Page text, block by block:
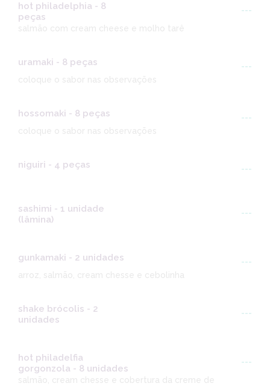
hot philadelphia - 8
peças
---
salmão com cream cheese e molho tarê
uramaki - 8 peças
---
coloque o sabor nas observações
hossomaki - 8 peças
---
coloque o sabor nas observações
niguiri - 4 peças ---
sashimi - 1 unidade
(lâmina)
---
gunkamaki - 2 unidades
---
arroz, salmão, cream chesse e cebolinha
shake brócolis - 2
unidades
---
hot philadelfia
gorgonzola - 8 unidades
---
salmão, cream chesse e cobertura da creme de